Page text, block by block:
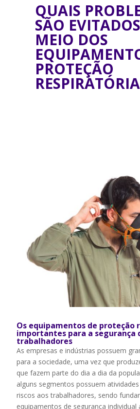
QUAIS
SÃO
MEIO DOS
PROTEÇÃO
Os equipamentos de proteção
importantes para a segurança
trabalhadores
As empresas e indústrias possuem
para a sociedade, uma vez que
que fazem parte do dia a dia da
alguns segmentos possuem
riscos aos trabalhadores, sendo
equipamentos de segurança individual